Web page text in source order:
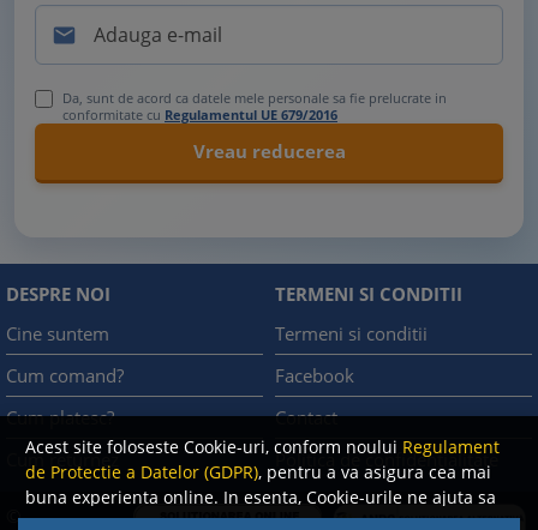
Acest site foloseste Cookie-uri, conform noului Regulament
de Protectie a Datelor (GDPR), pentru a va asigura cea mai
buna experienta online. In esenta, Cookie-urile ne ajuta sa
imbunatatim continutul de pe site, oferindu-va dvs.,

Da, sunt de acord ca datele mele personale sa fie prelucrate in
conformitate cu Regulamentul UE 679/2016
DESPRE NOI
Cine suntem
Cum comand?
Cum platesc?
Cum returnez
TERMENI SI CONDITII
Termeni si conditii
Facebook
Contact
Politica de confidentialitate
©